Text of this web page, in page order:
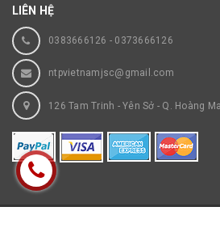
LIÊN HỆ
0383666126 - 0373666126
ntpvietnamjsc@gmail.com
126 Tam Trinh - Yên Sở - Q. Hoàng